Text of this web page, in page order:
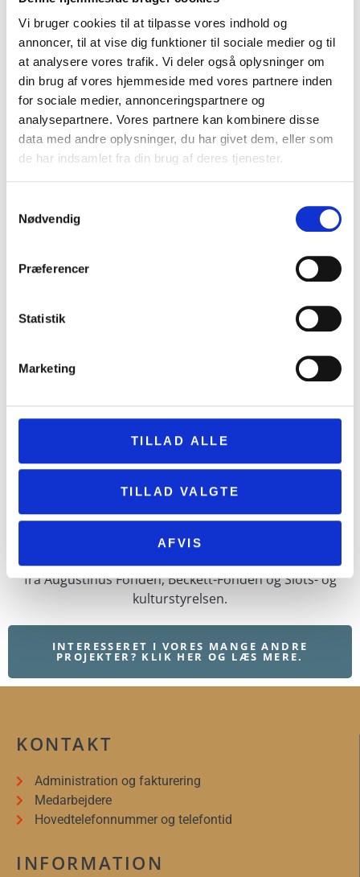
Vi bruger cookies til at tilpasse vores indhold og
annoncer, til at vise dig funktioner til sociale medier og til
at analysere vores trafik. Vi deler også oplysninger om
din brug af vores hjemmeside med vores partnere inden
for sociale medier, annonceringspartnere og
analysepartnere. Vores partnere kan kombinere disse
data med andre oplysninger, du har givet dem, eller som
de har indsamlet fra din brug af deres tjenester.
Nødvendig
Præferencer
Statistik
Marketing
TILLAD ALLE
TILLAD VALGTE
AFVIS
forretningsmodeller for online indhold.
Projektet munder bl.a. ud i en slutrapport.
Projektet løber i 2021-2022.
Trailer for filmen Fra nobel til
nazist?
Frederiksbergmuseerne
Observatoriet i Brorfelde
Augustinus Fonden
Jonas Abkjær Andersen, projektleder
Projektet Online kulturformidling har modtaget støtte
fra Augustinus Fonden, Beckett-Fonden og Slots- og
kulturstyrelsen.
INTERESSERET I VORES MANGE ANDRE
PROJEKTER? KLIK HER OG LÆS MERE.
KONTAKT
Administration og fakturering
Medarbejdere
Hovedtelefonnummer og telefontid
INFORMATION